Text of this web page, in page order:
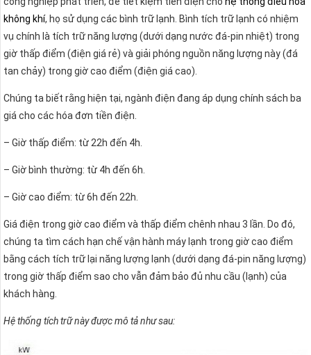
không khí, họ sử dụng các bình trữ lạnh. Bình tích trữ lạnh có nhiệm
vụ chính là tích trữ năng lượng (dưới dạng nước đá-pin nhiệt) trong
giờ thấp điểm (điện giá rẻ) và giải phóng nguồn năng lượng này (đá
tan chảy) trong giờ cao điểm (điện giá cao).
Chúng ta biết rằng hiện tại, ngành điện đang áp dụng chính sách ba
giá cho các hóa đơn tiền điện.
– Giờ thấp điểm: từ 22h đến 4h.
– Giờ bình thường: từ 4h đến 6h.
– Giờ cao điểm: từ 6h đến 22h.
Giá điện trong giờ cao điểm và thấp điểm chênh nhau 3 lần. Do đó,
chúng ta tìm cách hạn chế vận hành máy lạnh trong giờ cao điểm
bằng cách tích trữ lại năng lượng lạnh (dưới dạng đá-pin năng lượng)
trong giờ thấp điểm sao cho vẫn đảm bảo đủ nhu cầu (lạnh) của
khách hàng.
Hệ thống tích trữ này được mô tả như sau: